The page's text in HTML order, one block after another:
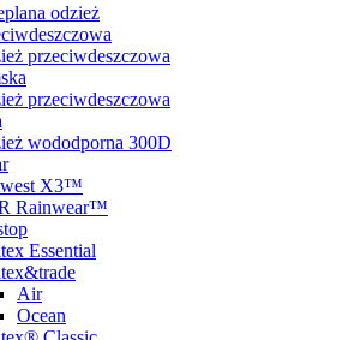
odzież
przeciwdeszczowa
przeciwdeszczowa
wododporna 300D
X3™
Rainwear™
Essential
Air
Ocean